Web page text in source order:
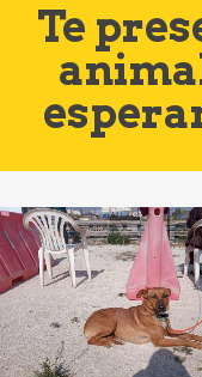
Te